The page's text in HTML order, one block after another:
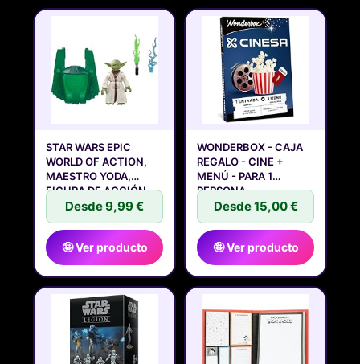
STAR WARS EPIC
WORLD OF ACTION,
MAESTRO YODA,
FIGURA DE ACCIÓN
Desde 9,99 €
🤪 Ver producto
WONDERBOX - CAJA
REGALO - CINE +
MENÚ - PARA 1
PERSONA
Desde 15,00 €
🤪 Ver producto